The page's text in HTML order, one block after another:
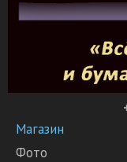
Магазин
Фото